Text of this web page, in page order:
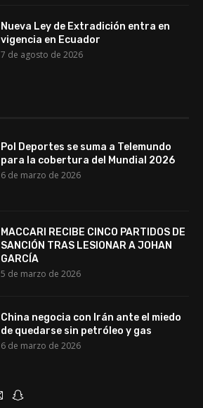
Nueva Ley de Extradición entra en
vigencia en Ecuador
7 de agosto de 2026
Pol Deportes se suma a Telemundo
para la cobertura del Mundial 2026
6 de marzo de 2026
MACCARI RECIBE CINCO PARTIDOS DE
SANCIÓN TRAS LESIONAR A JOHAN
GARCÍA
5 de marzo de 2026
China negocia con Irán ante el miedo
de quedarse sin petróleo y gas
6 de marzo de 2026